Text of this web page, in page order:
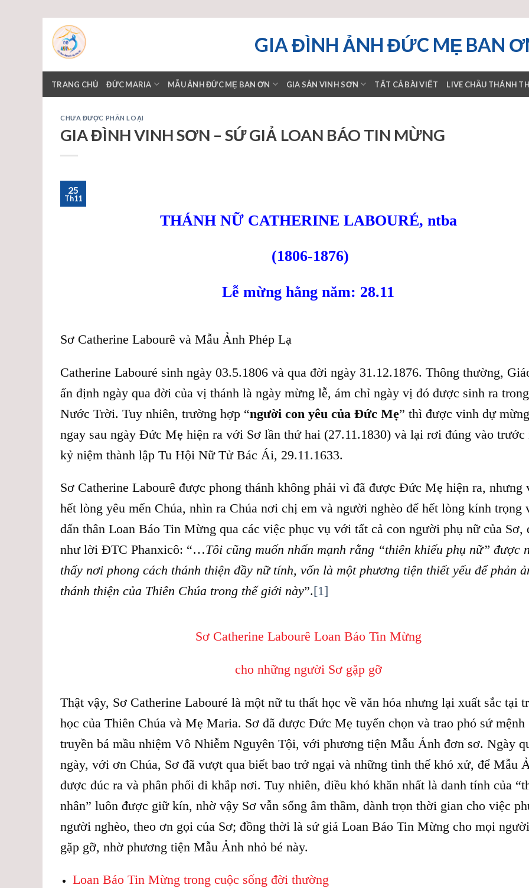
content
GIA ĐÌNH ẢNH ĐỨC MẸ BAN
TRANG CHỦ ĐỨC MARIA MẪU ẢNH ĐỨC MẸ BAN ƠN GIA SẢN VINH SƠN TẤT CẢ BÀI VIẾT LIVE CHẦU THÁNH
CHƯA ĐƯỢC PHÂN LOẠI
GIA ĐÌNH VINH SƠN – SỨ GIẢ LOAN BÁO TIN MỪNG
25
Th11
THÁNH NỮ CATHERINE LABOURÉ, ntba
(1806-1876)
Lễ mừng hằng năm: 28.11
Sơ Catherine Labourê và Mẫu Ảnh Phép Lạ
Catherine Labouré sinh ngày 03.5.1806 và qua đời ngày 31.12.1876. Thông thường,
ấn định ngày qua đời của vị thánh là ngày mừng lễ, ám chỉ ngày vị đó được sinh ra trong
Nước Trời. Tuy nhiên, trường hợp “người con yêu của Đức Mẹ” thì được vinh dự
ngay sau ngày Đức Mẹ hiện ra với Sơ lần thứ hai (27.11.1830) và lại rơi đúng vào trước
kỷ niệm thành lập Tu Hội Nữ Tử Bác Ái, 29.11.1633.
Sơ Catherine Labourê được phong thánh không phải vì đã được Đức Mẹ hiện ra, nhưng
hết lòng yêu mến Chúa, nhìn ra Chúa nơi chị em và người nghèo để hết lòng kính trọng
dấn thân Loan Báo Tin Mừng qua các việc phục vụ với tất cả con người phụ nữ của Sơ,
như lời ĐTC Phanxicô: “…Tôi cũng muốn nhấn mạnh rằng “thiên khiếu phụ nữ” được
thấy nơi phong cách thánh thiện đầy nữ tính, vốn là một phương tiện thiết yếu để phản
thánh thiện của Thiên Chúa trong thế giới này”.[1]
Sơ Catherine Labourê Loan Báo Tin Mừng
cho những người Sơ gặp gỡ
Thật vậy, Sơ Catherine Labouré là một nữ tu thất học về văn hóa nhưng lại xuất sắc tại
học của Thiên Chúa và Mẹ Maria. Sơ đã được Đức Mẹ tuyển chọn và trao phó sứ mệnh
truyền bá mầu nhiệm Vô Nhiễm Nguyên Tội, với phương tiện Mẫu Ảnh đơn sơ. Ngày
ngày, với ơn Chúa, Sơ đã vượt qua biết bao trở ngại và những tình thế khó xử, để Mẫu
được đúc ra và phân phối đi khắp nơi. Tuy nhiên, điều khó khăn nhất là danh tính của
nhân” luôn được giữ kín, nhờ vậy Sơ vẫn sống âm thầm, dành trọn thời gian cho việc
người nghèo, theo ơn gọi của Sơ; đồng thời là sứ giả Loan Báo Tin Mừng cho mọi
gặp gỡ, nhờ phương tiện Mẫu Ảnh nhỏ bé này.
Loan Báo Tin Mừng trong cuộc sống đời thường